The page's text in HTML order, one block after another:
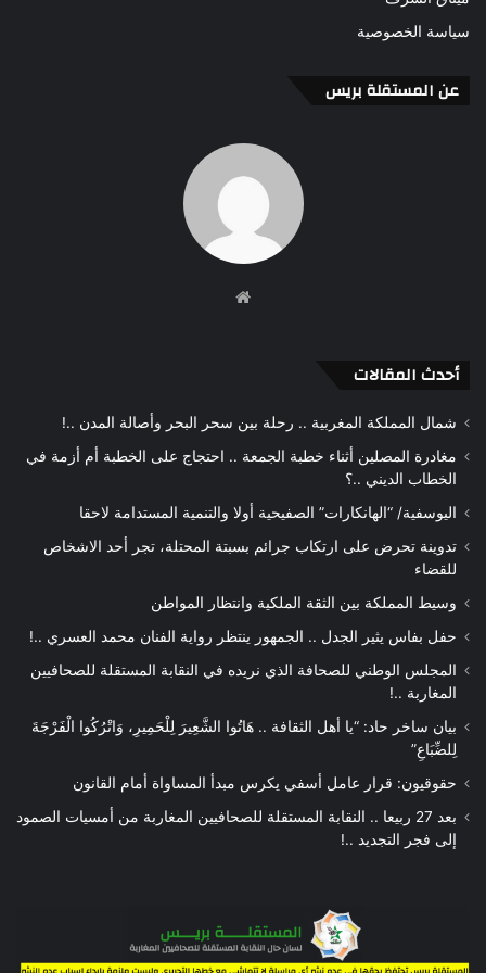
سياسة الخصوصية
عن المستقلة بريس
أحدث المقالات
شمال المملكة المغربية .. رحلة بين سحر البحر وأصالة المدن ..!
مغادرة المصلين أثناء خطبة الجمعة .. احتجاج على الخطبة أم أزمة في
الخطاب الديني ..؟
اليوسفية/ “الهانكارات” الصفيحية أولا والتنمية المستدامة لاحقا
تدوينة تحرض على ارتكاب جرائم بسبتة المحتلة، تجر أحد الاشخاص
للقضاء
وسيط المملكة بين الثقة الملكية وانتظار المواطن
حفل بفاس يثير الجدل .. الجمهور ينتظر رواية الفنان محمد العسري ..!
المجلس الوطني للصحافة الذي نريده في النقابة المستقلة للصحافيين
المغاربة ..!
بيان ساخر حاد: “يا أهل الثقافة .. هَاتُوا الشَّعِيرَ لِلْحَمِيرِ، وَاتْرُكُوا الْفَرْجَةَ
لِلضِّبَاعِ”
حقوقيون: قرار عامل أسفي يكرس مبدأ المساواة أمام القانون
بعد 27 ربيعا .. النقابة المستقلة للصحافيين المغاربة من أمسيات الصمود
إلى فجر التجديد ..!